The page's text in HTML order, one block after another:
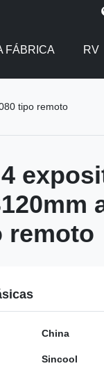
FÁBRICA RV
tipo remoto
remoto
China
Sincool